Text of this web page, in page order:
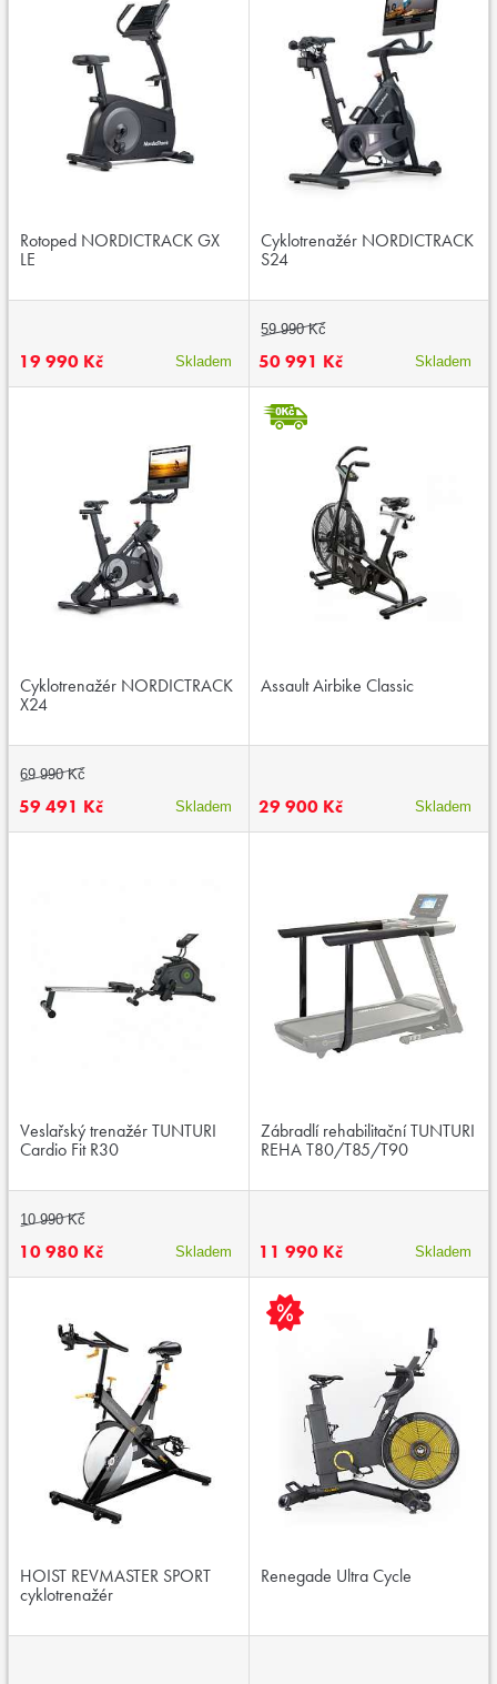
Rotoped NORDICTRACK GX
LE
19 990 Kč Skladem
Cyklotrenažér NORDICTRACK
S24
59 990 Kč
50 991 Kč Skladem
Cyklotrenažér NORDICTRACK
X24
69 990 Kč
59 491 Kč Skladem
Assault Airbike Classic
29 900 Kč Skladem
Veslařský trenažér TUNTURI
Cardio Fit R30
10 990 Kč
10 980 Kč Skladem
Zábradlí rehabilitační TUNTURI
REHA T80/T85/T90
11 990 Kč Skladem
HOIST REVMASTER SPORT
cyklotrenažér
Renegade Ultra Cycle